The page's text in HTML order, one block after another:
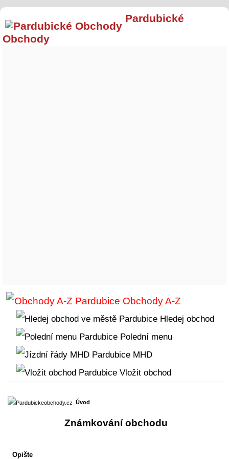
Pardubické
Obchody
Obchody A-Z
Hledej obchod
Polední menu
MHD
Vložit obchod
Úvod
Známkování obchodu
Opište